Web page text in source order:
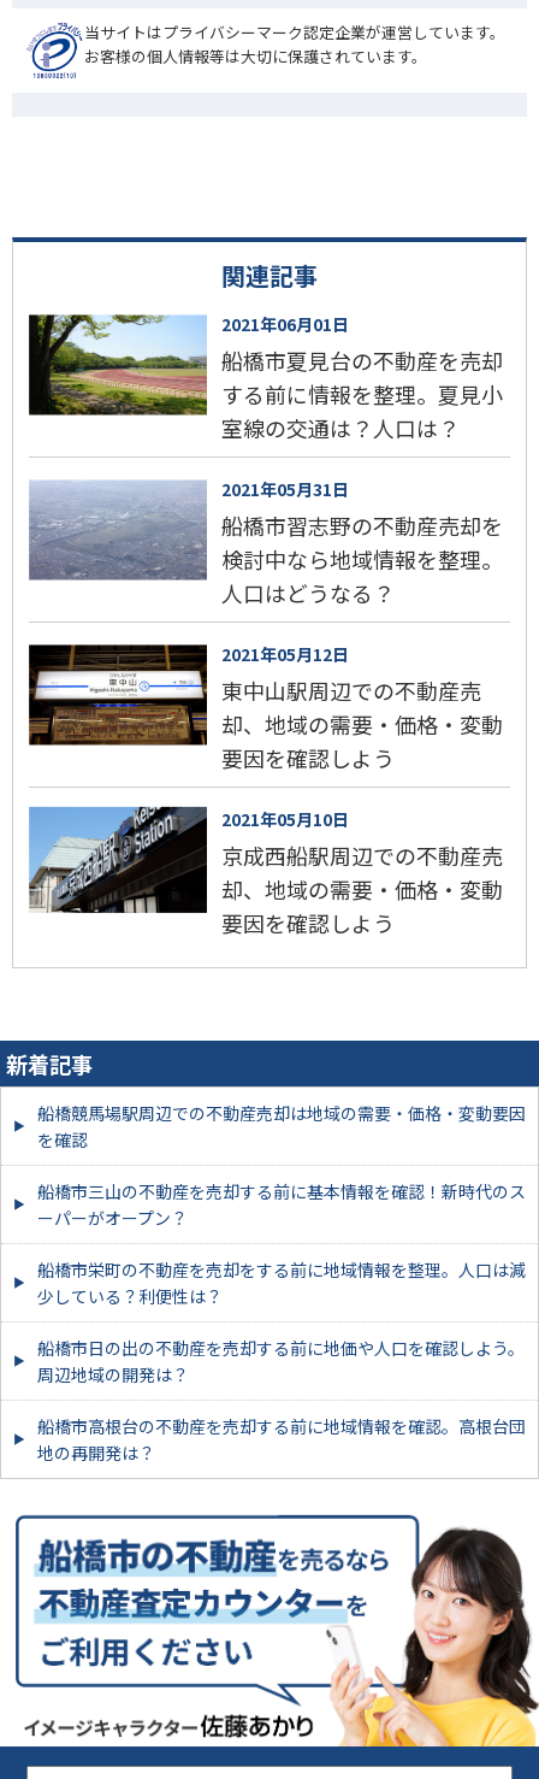
当サイトはプライバシーマーク認定企業が運営しています。
お客様の個人情報等は大切に保護されています。
関連記事
2021年06月01日
船橋市夏見台の不動産を売却
する前に情報を整理。夏見小
室線の交通は？人口は？
2021年05月31日
船橋市習志野の不動産売却を
検討中なら地域情報を整理。
人口はどうなる？
2021年05月12日
東中山駅周辺での不動産売
却、地域の需要・価格・変動
要因を確認しよう
2021年05月10日
京成西船駅周辺での不動産売
却、地域の需要・価格・変動
要因を確認しよう
新着記事
船橋競馬場駅周辺での不動産売却は地域の需要・価格・変動要因
を確認
船橋市三山の不動産を売却する前に基本情報を確認！新時代のス
ーパーがオープン？
船橋市栄町の不動産を売却をする前に地域情報を整理。人口は減
少している？利便性は？
船橋市日の出の不動産を売却する前に地価や人口を確認しよう。
周辺地域の開発は？
船橋市高根台の不動産を売却する前に地域情報を確認。高根台団
地の再開発は？